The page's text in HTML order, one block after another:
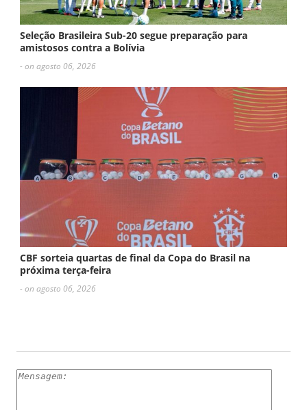
Seleção Brasileira Sub-20 segue preparação para
amistosos contra a Bolívia
- on agosto 06, 2026
CBF sorteia quartas de final da Copa do Brasil na
próxima terça-feira
- on agosto 06, 2026